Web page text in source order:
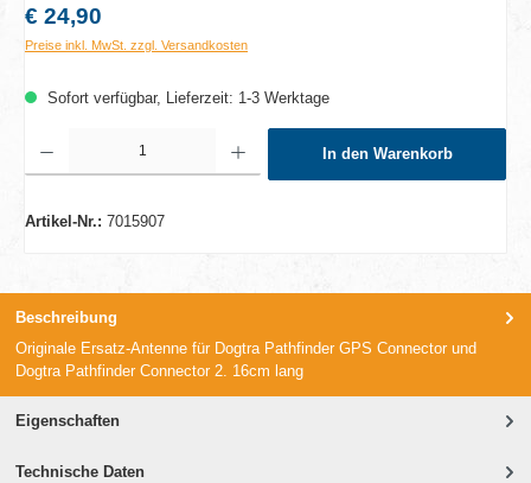
Regulärer Preis:
€ 24,90
Preise inkl. MwSt. zzgl. Versandkosten
Sofort verfügbar, Lieferzeit: 1-3 Werktage
In den Warenkorb
Artikel-Nr.: 7015907
Beschreibung
Originale Ersatz-Antenne für Dogtra Pathfinder GPS Connector und
Dogtra Pathfinder Connector 2. 16cm lang
Eigenschaften
Technische Daten